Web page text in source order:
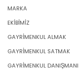
MARKA
EKİBİMİZ
GAYRİMENKUL ALMAK
GAYRİMENKUL SATMAK
GAYRİMENKUL